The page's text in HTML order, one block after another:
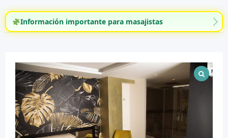
Información importante para masajistas